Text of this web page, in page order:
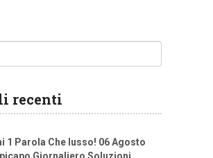
recenti
1 Parola Che lusso! 06 Agosto
Giornaliero Soluzioni